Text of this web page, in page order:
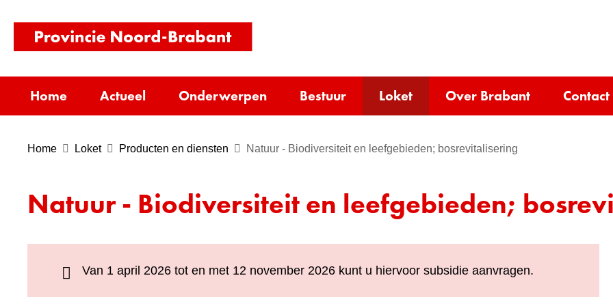
inhoud
homepage)
Home Actueel Onderwerpen Bestuur Loket Over Brabant Contact
Home Loket Producten en diensten Natuur - Biodiversiteit en leefgebieden; bosrevitalisering
Natuur - Biodiversiteit en leefgebieden;
Van 1 april 2026 tot en met 12 november 2026 kunt u hiervoor subsidie aanvragen.